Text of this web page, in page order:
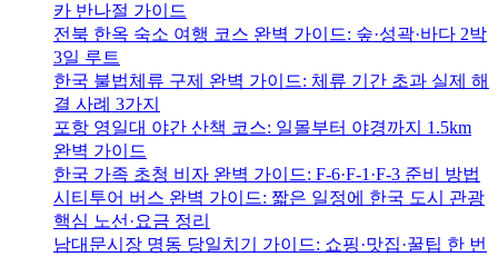
카 반나절 가이드
전북 한옥 숙소 여행 코스 완벽 가이드: 숲·성곽·바다 2박
3일 루트
한국 불법체류 구제 완벽 가이드: 체류 기간 초과 실제 해
결 사례 3가지
포항 영일대 야간 산책 코스: 일몰부터 야경까지 1.5km
완벽 가이드
한국 가족 초청 비자 완벽 가이드: F-6·F-1·F-3 준비 방법
시티투어 버스 완벽 가이드: 짧은 일정에 한국 도시 관광
핵심 노선·요금 정리
남대문시장 명동 당일치기 가이드: 쇼핑·맛집·꿀팁 한 번